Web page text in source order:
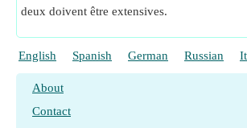
deux doivent être extensives.
English Spanish German Russian
About
Contact